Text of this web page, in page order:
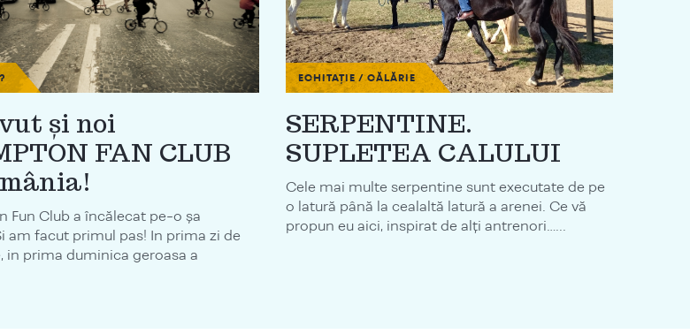
și noi
FAN CLUB
Fun Club a încălecat pe-o șa
am facut primul pas! In prima zi de
in prima duminica geroasa a
ECHITAȚIE / CĂLĂRIE
SERPENTINE.
SUPLETEA CALULUI
Cele mai multe serpentine sunt executate de pe
o latură până la cealaltă latură a arenei. Ce vă
propun eu aici, inspirat de alți antrenori…...